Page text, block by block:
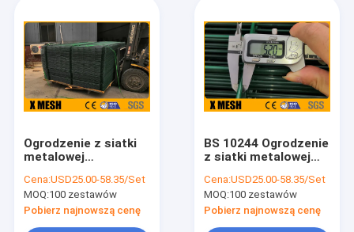
Ogrodzenie z siatki
metalowej
ogniowo do
ocynkowania
proszkowego
ogrodowego
Cena:USD25.00-58.35/Set
MOQ:100 zestawów
Pobierz najnowszą cenę
BS 10244 Ogrodzenie
z siatki metalowej
druciana do bram
Cena:USD25.00-58.35/Set
MOQ:100 zestawów
Pobierz najnowszą cenę